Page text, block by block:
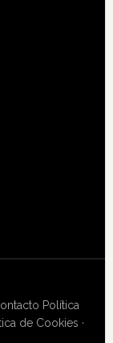
Política
de Cookies ·